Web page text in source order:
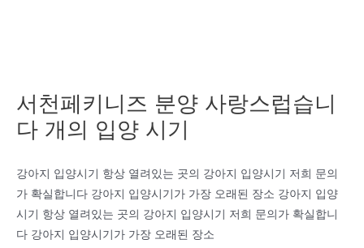
서천페키니즈 분양 사랑스럽습니
다 개의 입양 시기
강아지 입양시기 항상 열려있는 곳의 강아지 입양시기 저희 문의
가 확실합니다 강아지 입양시기가 가장 오래된 장소 강아지 입양
시기 항상 열려있는 곳의 강아지 입양시기 저희 문의가 확실합니
다 강아지 입양시기가 가장 오래된 장소